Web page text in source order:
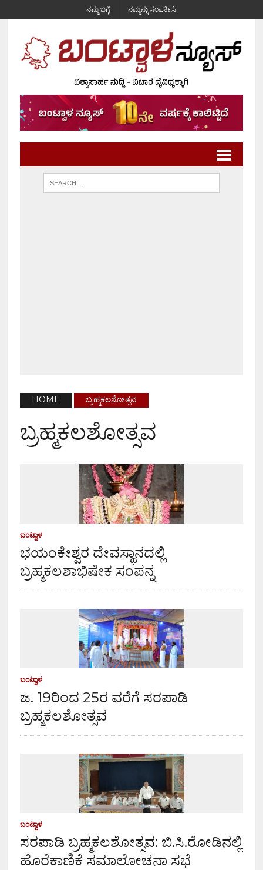
ನಮ್ಮ ಬಗ್ಗೆ ನಮ್ಮನ್ನು ಸಂಪರ್ಕಿಸಿ
HOME ಬ್ರಹ್ಮಕಲಶೋತ್ಸವ
ಬ್ರಹ್ಮಕಲಶೋತ್ಸವ
ಬಂಟ್ವಾಳ
ಭಯಂಕೇಶ್ವರ ದೇವಸ್ಥಾನದಲ್ಲಿ
ಬ್ರಹ್ಮಕಲಶಾಭಿಷೇಕ ಸಂಪನ್ನ
ಬಂಟ್ವಾಳ
ಜ. 19ರಿಂದ 25ರ ವರೆಗೆ ಸರಪಾಡಿ
ಬ್ರಹ್ಮಕಲಶೋತ್ಸವ
ಬಂಟ್ವಾಳ
ಸರಪಾಡಿ ಬ್ರಹ್ಮಕಲಶೋತ್ಸವ: ಬಿ.ಸಿ.ರೋಡಿನಲ್ಲಿ
ಹೊರೆಕಾಣಿಕೆ ಸಮಾಲೋಚನಾ ಸಭೆ